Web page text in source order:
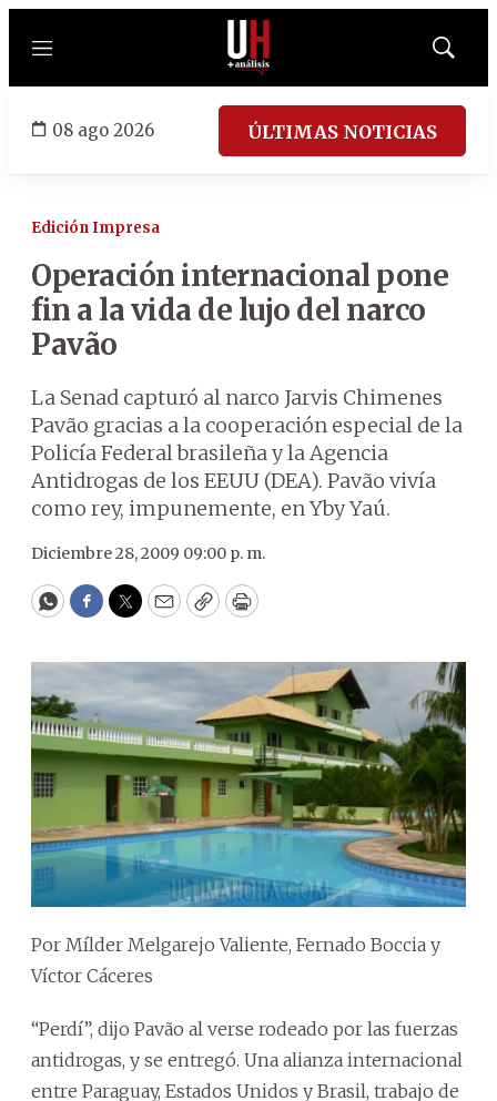
Menú
Mostrar
08 ago 2026 ÚLTIMAS NOTICIAS
Edición Impresa
Operación internacional pone
fin a la vida de lujo del narco
Pavão
La Senad capturó al narco Jarvis Chimenes
Pavão gracias a la cooperación especial de la
Policía Federal brasileña y la Agencia
Antidrogas de los EEUU (DEA). Pavão vivía
como rey, impunemente, en Yby Yaú.
Diciembre 28, 2009 09:00 p. m.
WhatsApp
Facebook
Twitter
EmailCopyPrint
Por Mílder Melgarejo Valiente, Fernado Boccia y
Víctor Cáceres
“Perdí”, dijo Pavão al verse rodeado por las fuerzas
antidrogas, y se entregó. Una alianza internacional
entre Paraguay, Estados Unidos y Brasil, trabajo de